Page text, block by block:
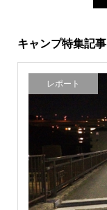
キャンプ特集記事
レポート